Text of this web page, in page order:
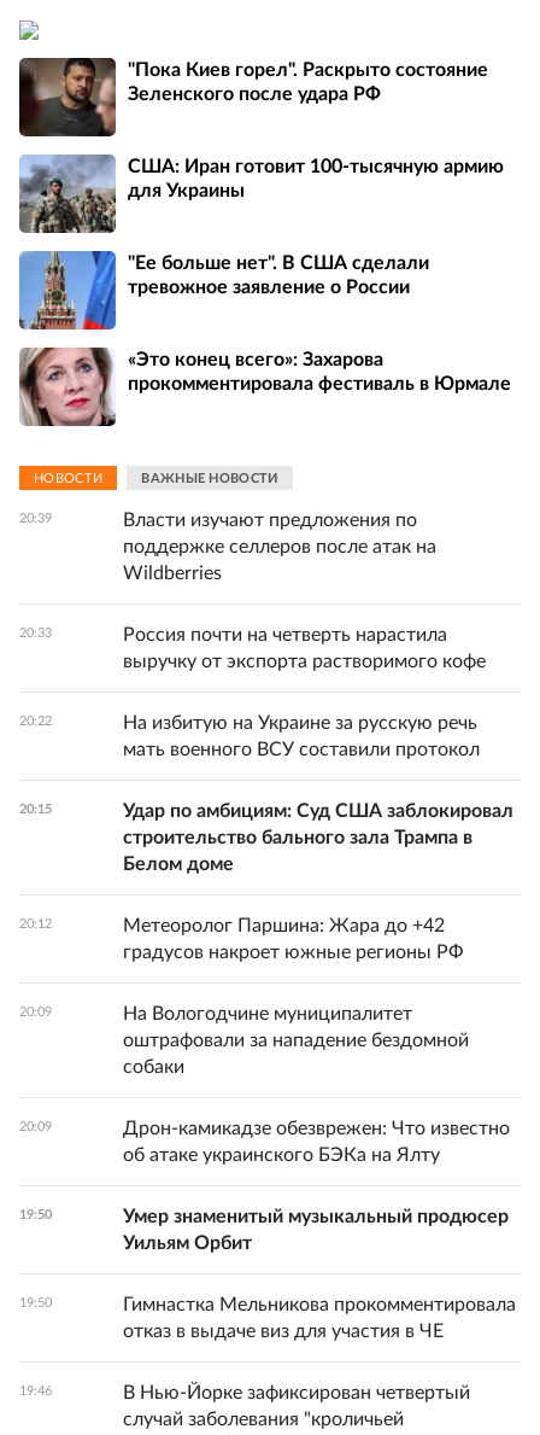
"Пока Киев горел". Раскрыто состояние
Зеленского после удара РФ
США: Иран готовит 100-тысячную армию
для Украины
"Ее больше нет". В США сделали
тревожное заявление о России
«Это конец всего»: Захарова
прокомментировала фестиваль в Юрмале
НОВОСТИ ВАЖНЫЕ НОВОСТИ
20:39
Власти изучают предложения по
поддержке селлеров после атак на
Wildberries
20:33
Россия почти на четверть нарастила
выручку от экспорта растворимого кофе
20:22
На избитую на Украине за русскую речь
мать военного ВСУ составили протокол
20:15
Удар по амбициям: Суд США заблокировал
строительство бального зала Трампа в
Белом доме
20:12
Метеоролог Паршина: Жара до +42
градусов накроет южные регионы РФ
20:09
На Вологодчине муниципалитет
оштрафовали за нападение бездомной
собаки
20:09
Дрон-камикадзе обезврежен: Что известно
об атаке украинского БЭКа на Ялту
19:50
Умер знаменитый музыкальный продюсер
Уильям Орбит
19:50
Гимнастка Мельникова прокомментировала
отказ в выдаче виз для участия в ЧЕ
19:46
В Нью-Йорке зафиксирован четвертый
случай заболевания "кроличьей